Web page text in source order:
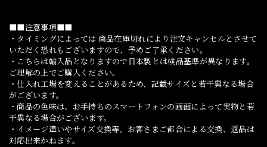
■■注意事項■■
・タイミングによっては 商品在庫切れにより注文キャンセルとさせて
いただく恐れもございますので、予めご了承ください。
・こちらは輸入品となりますので日本製とは検品基準が異なります。
ご理解の上でご購入ください。
・仕入れ工場を変えることがあるため、記載サイズと若干異なる場合
がございます。
・商品の色味は、お手持ちのスマートフォンの画面によって実物と若
干異なる場合がございます。
・イメージ違いやサイズ交換等、お客さまご都合による交換、返品は
対応出来かねます。